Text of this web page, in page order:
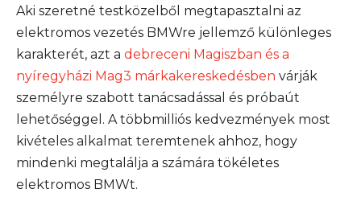
Aki szeretné testközelből megtapasztalni az
elektromos vezetés BMWre jellemző különleges
karakterét, azt a debreceni Magiszban és a
nyíregyházi Mag3 márkakereskedésben várják
személyre szabott tanácsadással és próbaút
lehetőséggel. A többmilliós kedvezmények most
kivételes alkalmat teremtenek ahhoz, hogy
mindenki megtalálja a számára tökéletes
elektromos BMWt.